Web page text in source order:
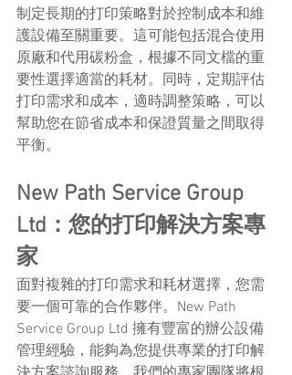
制定長期的打印策略對於控制成本和維
護設備至關重要。這可能包括混合使用
原廠和代用碳粉盒，根據不同文檔的重
要性選擇適當的耗材。同時，定期評估
打印需求和成本，適時調整策略，可以
幫助您在節省成本和保證質量之間取得
平衡。
New Path Service Group
Ltd：您的打印解決方案專
家
面對複雜的打印需求和耗材選擇，您需
要一個可靠的合作夥伴。New Path
Service Group Ltd 擁有豐富的辦公設備
管理經驗，能夠為您提供專業的打印解